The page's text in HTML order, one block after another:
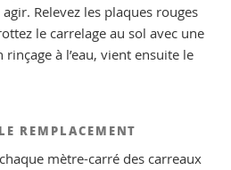
Relevez les plaques rouges
le carrelage au sol avec une
à l’eau, vient ensuite le
REMPLACEMENT
mètre-carré des carreaux